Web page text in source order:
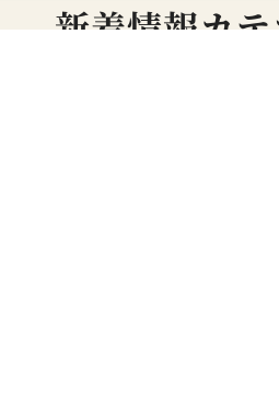
新着情報カ